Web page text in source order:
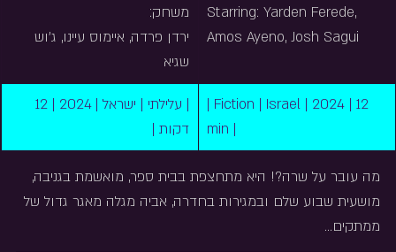
משחק:
ירדן פרדה, איימוס עיינו, ג'וש
שגיא
Starring: Yarden Ferede,
Amos Ayeno, Josh Sagui
דקות |
| Fiction | Israel | 2024 | 12
min |
מה עובר על שרה?! היא מתחצפת בבית ספר, מואשמת בגניבה,
מושעית שבוע שלם ובמגירות בחדרה, אביה מגלה מאגר גדול של
ממתקים…